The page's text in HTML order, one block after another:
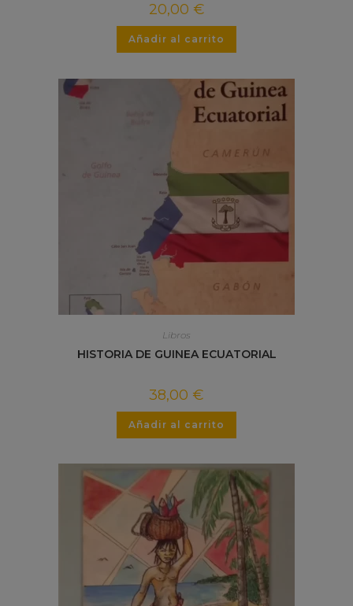
20,00 €
Añadir al carrito
Libros
HISTORIA DE GUINEA ECUATORIAL
38,00 €
Añadir al carrito